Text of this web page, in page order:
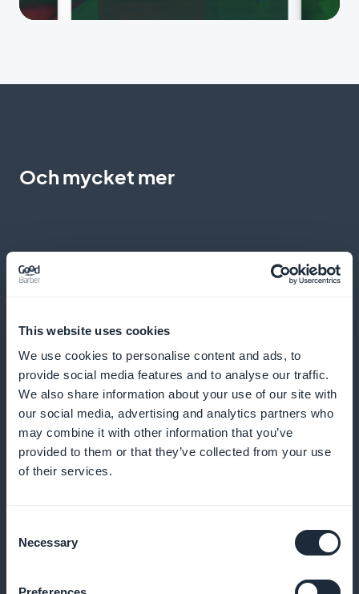
This website uses cookies
We use cookies to personalise content and ads, to
provide social media features and to analyse our traffic.
We also share information about your use of our site with
our social media, advertising and analytics partners who
may combine it with other information that you’ve
provided to them or that they’ve collected from your use
of their services.
Selection
Necessary
Och mycket mer
Detaljerad abonnentstatistik för innehåll
inom barn- och familjeevenemang
Få tillgång till exakta analyser av dina prenumeranter
och optimera din innehållsstrategi
startsida
Öka konverteringen genom att visa kampanjer direkt